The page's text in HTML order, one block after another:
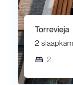
Torrevieja
2
2